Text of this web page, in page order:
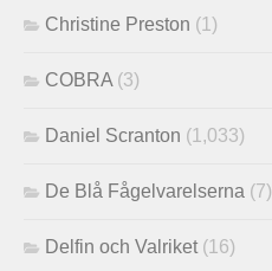
Christine Preston (1)
COBRA (3)
Daniel Scranton (1,033)
De Blå Fågelvarelserna (7)
Delfin och Valriket (16)